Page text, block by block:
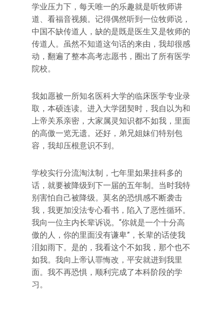
学业压力下，每天唯一的乐趣就是听牧师讲
道、看福音视频。记得偶然听到一位牧师说，
中国不缺传道人，缺的是既是医生又是牧师的
传道人。虽然不知道这句话的来由，我却很感
动，翻遍了整本高考志愿书，圈出了所有医学
院校。
我如愿被一所知名医科大学的临床医学专业录
取，本硕连读。进入大学团契时，我自以为和
上帝关系亲密，大家属灵知识都不如我，里面
的高傲一览无遗。还好，弟兄姐妹们特别包
容，我却压根意识不到。
学校实行分流淘汰制，七年里如果挂科多的
话，就要被降级到下一届的五年制。当时我特
别害怕自己被降级。莫名的恐惧感不断袭击
我，我更加没法专心看书，陷入了恶性循环。
我向一位主内长辈诉说。“你就是一个十分高
傲的人，你的里面没有谦卑”，长辈的话使我
泪如雨下。是的，我看这个不如我，那个也不
如我。我向上帝认罪悔改，平安就进到我里
面。我不再恐惧，顺利完成了本科阶段的学
习。